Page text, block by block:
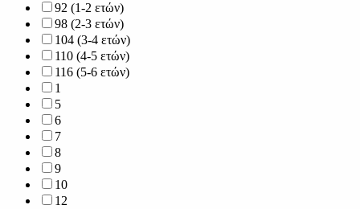
92 (1-2 ετών)
98 (2-3 ετών)
104 (3-4 ετών)
110 (4-5 ετών)
116 (5-6 ετών)
1
5
6
7
8
9
10
12